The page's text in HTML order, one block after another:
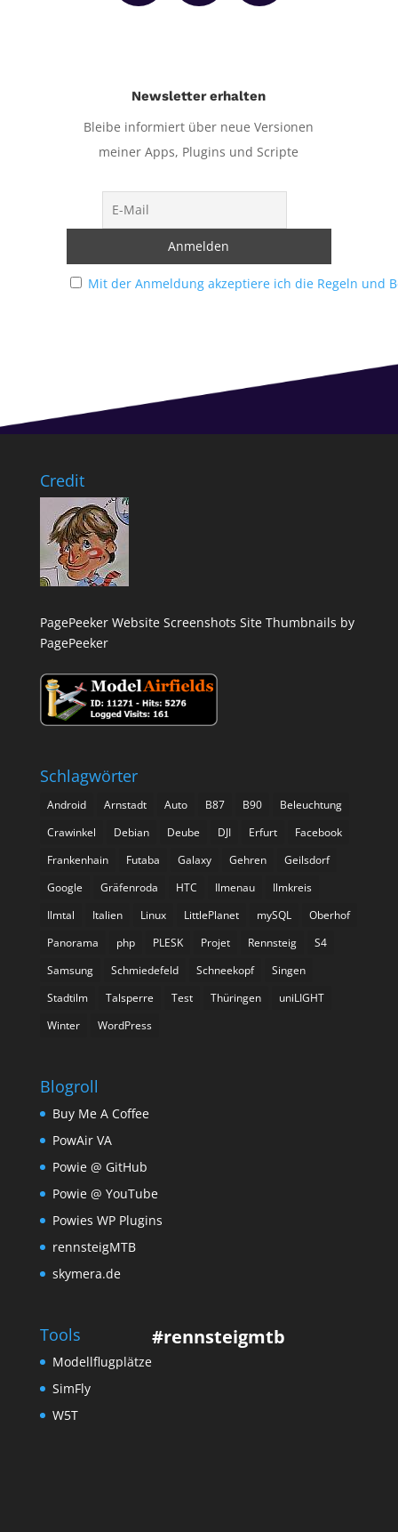
Newsletter erhalten
Bleibe informiert über neue Versionen
meiner Apps, Plugins und Scripte
Mit der Anmeldung akzeptiere ich die Regeln und
Credit
PagePeeker Website Screenshots Site Thumbnails by
PagePeeker
Schlagwörter
Android Arnstadt Auto B87 B90
Beleuchtung
Crawinkel
Debian Deube DJI Erfurt
Facebook
Frankenhain
Futaba Galaxy Gehren
Geilsdorf
Google
Gräfenroda HTC Ilmenau
Ilmkreis
Ilmtal
Italien Linux LittlePlanet mySQL
Oberhof
Panorama
php PLESK Projet Rennsteig
S4
Samsung
Schmiedefeld Schneekopf
Singen
Stadtilm
Talsperre Test Thüringen
uniLIGHT
Winter
WordPress
Blogroll
Buy Me A Coffee
PowAir VA
Powie @ GitHub
Powie @ YouTube
Powies WP Plugins
rennsteigMTB
skymera.de
Tools
Modellflugplätze
SimFly
W5T
#rennsteigmtb